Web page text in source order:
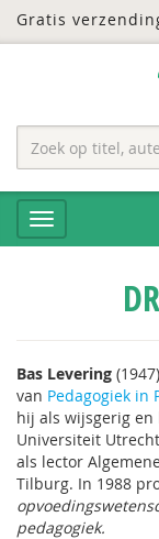
Gratis
Bas Levering
van Pedagogiek in
hij als wijsgerig
Universiteit
als lector
Tilburg. In 1988
pedagogiek.